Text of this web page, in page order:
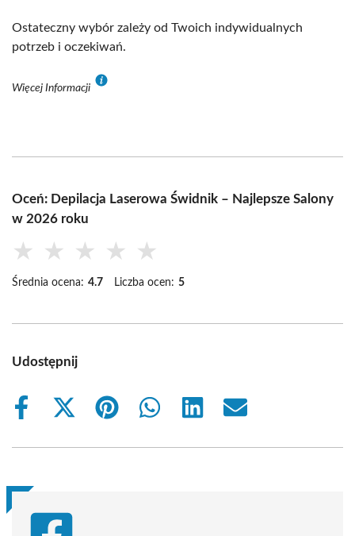
Ostateczny wybór zależy od Twoich indywidualnych
potrzeb i oczekiwań.
Więcej Informacji
Oceń: Depilacja Laserowa Świdnik – Najlepsze Salony
w 2026 roku
★ ★ ★ ★ ★
Średnia ocena: 4.7 Liczba ocen: 5
Udostępnij
Share
Share
(Twitter)
Share
Share
Share
Share